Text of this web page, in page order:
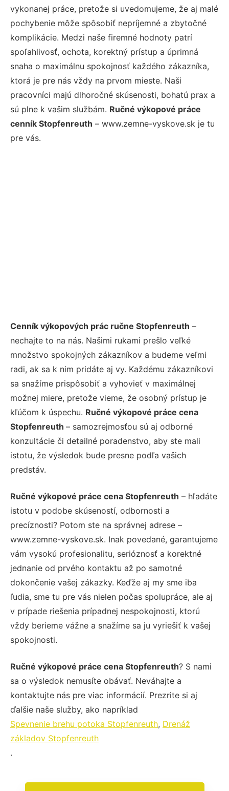
vykonanej práce, pretože si uvedomujeme, že aj malé
pochybenie môže spôsobiť nepríjemné a zbytočné
komplikácie. Medzi naše firemné hodnoty patrí
spoľahlivosť, ochota, korektný prístup a úprimná
snaha o maximálnu spokojnosť každého zákazníka,
ktorá je pre nás vždy na prvom mieste. Naši
pracovníci majú dlhoročné skúsenosti, bohatú prax a
sú plne k vašim službám. Ručné výkopové práce
cenník Stopfenreuth – www.zemne-vyskove.sk je tu
pre vás.
Cenník výkopových prác ručne Stopfenreuth –
nechajte to na nás. Našimi rukami prešlo veľké
množstvo spokojných zákazníkov a budeme veľmi
radi, ak sa k nim pridáte aj vy. Každému zákazníkovi
sa snažíme prispôsobiť a vyhovieť v maximálnej
možnej miere, pretože vieme, že osobný prístup je
kľúčom k úspechu. Ručné výkopové práce cena
Stopfenreuth – samozrejmosťou sú aj odborné
konzultácie či detailné poradenstvo, aby ste mali
istotu, že výsledok bude presne podľa vašich
predstáv.
Ručné výkopové práce cena Stopfenreuth – hľadáte
istotu v podobe skúseností, odbornosti a
precíznosti? Potom ste na správnej adrese –
www.zemne-vyskove.sk. Inak povedané, garantujeme
vám vysokú profesionalitu, serióznosť a korektné
jednanie od prvého kontaktu až po samotné
dokončenie vašej zákazky. Keďže aj my sme iba
ľudia, sme tu pre vás nielen počas spolupráce, ale aj
v prípade riešenia prípadnej nespokojnosti, ktorú
vždy berieme vážne a snažíme sa ju vyriešiť k vašej
spokojnosti.
Ručné výkopové práce cena Stopfenreuth? S nami
sa o výsledok nemusíte obávať. Neváhajte a
kontaktujte nás pre viac informácií. Prezrite si aj
ďalšie naše služby, ako napríklad
Spevnenie brehu potoka Stopfenreuth, Drenáž
základov Stopfenreuth
.